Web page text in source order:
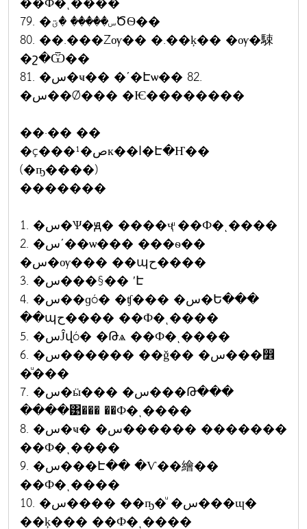
79. �س����� �ؾԾѲ��
80. ��.���Źѹ�� �.��ķ�� �ѹ�駷
�շ�Ѿ��
81. �س�ҹ�� �ʹ�Էѡ�� 82.
�س��Ǿ��� �Ѥ��������
��·�� ��
�ç���¹�صк��ا�Է�Ҥ��
(�ҧ����)
�������
1. �س�Ѱ�ԭ� ����ҷͧ ��Ф�ͺ����
2. �سʹ��ѡ��� ���ѳ��
�س�ѹ��� ��պح����
3. �س���§�� ʹԷ
4. �س��ɡó� �ʧ��� �س�Ե���
��պح���� ��Ф�ͺ����
5. �سĴվó� �Թѧ ��Ф�ͺ����
6. �س������ ��ǧ�� �س���෾
�ͧ���
7. �س�ӹ��� �س���Թ���
����͹��� ��Ф�ͺ����
8. �س�ҹ� �س������ �������
��Ф�ͺ����
9. �س���Է�� �Ѵ��繪��
��Ф�ͺ����
10. �س���� ��ҧ�ͧ �س���ɰ�
��ķ��� ��Ф�ͺ����